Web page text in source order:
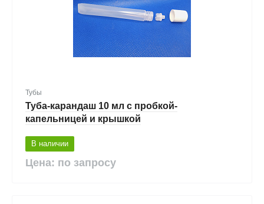
Тубы
Туба-карандаш 10 мл с пробкой-
капельницей и крышкой
В наличии
Цена: по запросу